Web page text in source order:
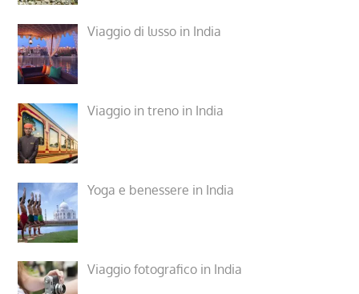
Viaggio di lusso in India
Viaggio in treno in India
Yoga e benessere in India
Viaggio fotografico in India